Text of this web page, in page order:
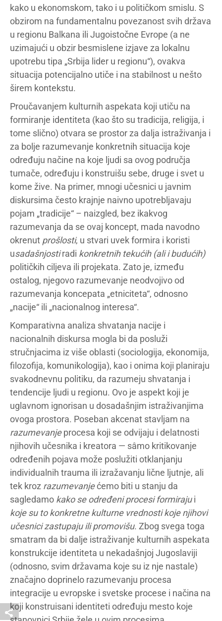
kako u ekonomskom, tako i u političkom smislu. S
obzirom na fundamentalnu povezanost svih država
u regionu Balkana ili Jugoistočne Evrope (a ne
uzimajući u obzir besmislene izjave za lokalnu
upotrebu tipa „Srbija lider u regionu“), ovakva
situacija potencijalno utiče i na stabilnost u nešto
širem kontekstu.
Proučavanjem kulturnih aspekata koji utiču na
formiranje identiteta (kao što su tradicija, religija, i
tome slično) otvara se prostor za dalja istraživanja i
za bolje razumevanje konkretnih situacija koje
određuju načine na koje ljudi sa ovog područja
tumače, određuju i konstruišu sebe, druge i svet u
kome žive. Na primer, mnogi učesnici u javnim
diskursima često krajnje naivno upotrebljavaju
pojam „tradicije“ – naizgled, bez ikakvog
razumevanja da se ovaj koncept, mada navodno
okrenut prošlosti, u stvari uvek formira i koristi
usadašnjostiradi konkretnih tekućih (ali i budućih)
političkih ciljeva ili projekata. Zato je, između
ostalog, njegovo razumevanje neodvojivo od
razumevanja koncepata „etniciteta“, odnosno
„nacije“ ili „nacionalnog interesa“.
Komparativna analiza shvatanja nacije i
nacionalnih diskursa mogla bi da posluži
stručnjacima iz više oblasti (sociologija, ekonomija,
filozofija, komunikologija), kao i onima koji planiraju
svakodnevnu politiku, da razumeju shvatanja i
tendencije ljudi u regionu. Ovo je aspekt koji je
uglavnom ignorisan u dosadašnjim istraživanjima
ovoga prostora. Poseban akcenat stavljam na
razumevanjeprocesa koji se odvijaju i delatnosti
njihovih učesnika i kreatora — sâmo kritikovanje
određenih pojava može poslužiti otklanjanju
individualnih trauma ili izražavanju lične ljutnje, ali
tek kroz razumevanjećemo biti u stanju da
sagledamo kako se određeni procesi formirajui
koje su to konkretne kulturne vrednosti koje njihovi
učesnici zastupaju ili promovišu. Zbog svega toga
smatram da bi dalje istraživanje kulturnih aspekata
konstrukcije identiteta u nekadašnjoj Jugoslaviji
(odnosno, svim državama koje su iz nje nastale)
značajno doprinelo razumevanju procesa
integracije u evropske i svetske procese i načina na
koji konstruisani identiteti određuju mesto koje